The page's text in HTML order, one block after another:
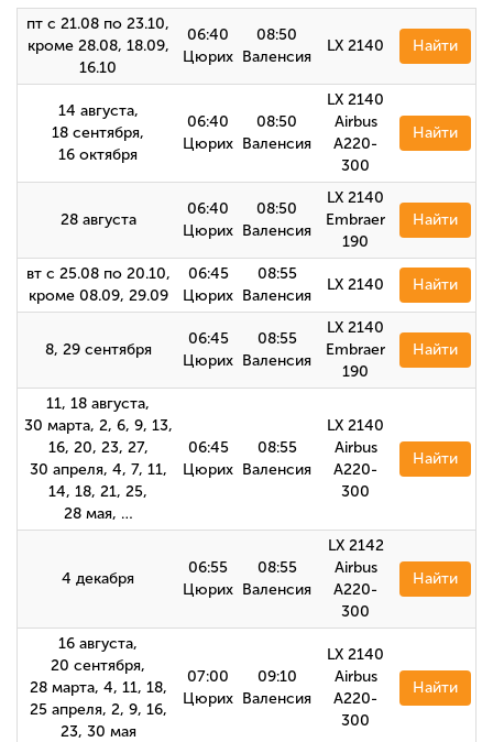
пт с 21.08 по 23.10,
кроме 28.08, 18.09,
16.10
06:40
Цюрих
08:50
Валенсия
LX 2140 Найти
14 августа,
18 сентября,
16 октября
06:40
Цюрих
08:50
Валенсия
LX 2140
Airbus
A220-
300
Найти
28 августа
06:40
Цюрих
08:50
Валенсия
LX 2140
Embraer
190
Найти
вт с 25.08 по 20.10,
кроме 08.09, 29.09
06:45
Цюрих
08:55
Валенсия
LX 2140 Найти
8, 29 сентября
06:45
Цюрих
08:55
Валенсия
LX 2140
Embraer
190
Найти
11, 18 августа,
30 марта, 2, 6, 9, 13,
16, 20, 23, 27,
30 апреля, 4, 7, 11,
14, 18, 21, 25,
28 мая, …
06:45
Цюрих
08:55
Валенсия
LX 2140
Airbus
A220-
300
Найти
4 декабря
06:55
Цюрих
08:55
Валенсия
LX 2142
Airbus
A220-
300
Найти
16 августа,
20 сентября,
28 марта, 4, 11, 18,
25 апреля, 2, 9, 16,
23, 30 мая
07:00
Цюрих
09:10
Валенсия
LX 2140
Airbus
A220-
300
Найти